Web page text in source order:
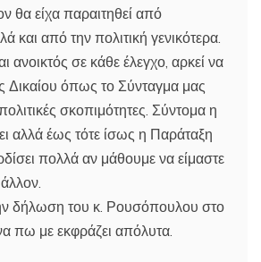
θα είχα παραιτηθεί από
και από την πολιτική γενικότερα.
ανοικτός σε κάθε έλεγχο, αρκεί να
Δικαίου όπως το Σύνταγμα μας
πολιτικές σκοπιμότητες. Σύντομα η
αλλά έως τότε ίσως η Παράταξη
πολλά αν μάθουμε να είμαστε
δήλωση του κ. Ρουσόπουλου στο
πω με εκφράζει απόλυτα.